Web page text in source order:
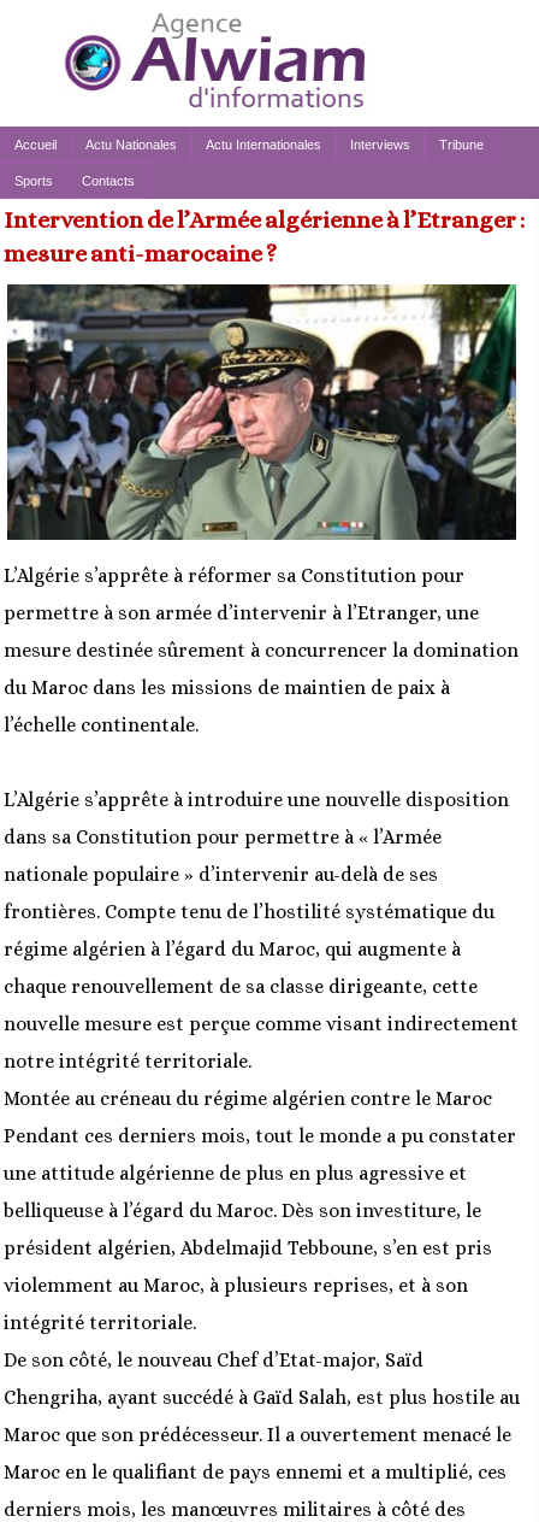
Accueil Actu Nationales Actu Internationales Interviews Tribune
Sports Contacts
Intervention de l’Armée algérienne à l’Etranger :
mesure anti-marocaine ?
L’Algérie s’apprête à réformer sa Constitution pour
permettre à son armée d’intervenir à l’Etranger, une
mesure destinée sûrement à concurrencer la domination
du Maroc dans les missions de maintien de paix à
l’échelle continentale.
L’Algérie s’apprête à introduire une nouvelle disposition
dans sa Constitution pour permettre à « l’Armée
nationale populaire » d’intervenir au-delà de ses
frontières. Compte tenu de l’hostilité systématique du
régime algérien à l’égard du Maroc, qui augmente à
chaque renouvellement de sa classe dirigeante, cette
nouvelle mesure est perçue comme visant indirectement
notre intégrité territoriale.
Montée au créneau du régime algérien contre le Maroc
Pendant ces derniers mois, tout le monde a pu constater
une attitude algérienne de plus en plus agressive et
belliqueuse à l’égard du Maroc. Dès son investiture, le
président algérien, Abdelmajid Tebboune, s’en est pris
violemment au Maroc, à plusieurs reprises, et à son
intégrité territoriale.
De son côté, le nouveau Chef d’Etat-major, Saïd
Chengriha, ayant succédé à Gaïd Salah, est plus hostile au
Maroc que son prédécesseur. Il a ouvertement menacé le
Maroc en le qualifiant de pays ennemi et a multiplié, ces
derniers mois, les manœuvres militaires à côté des